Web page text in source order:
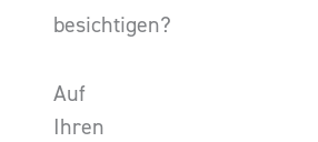
besichtigen?
Auf
Ihren